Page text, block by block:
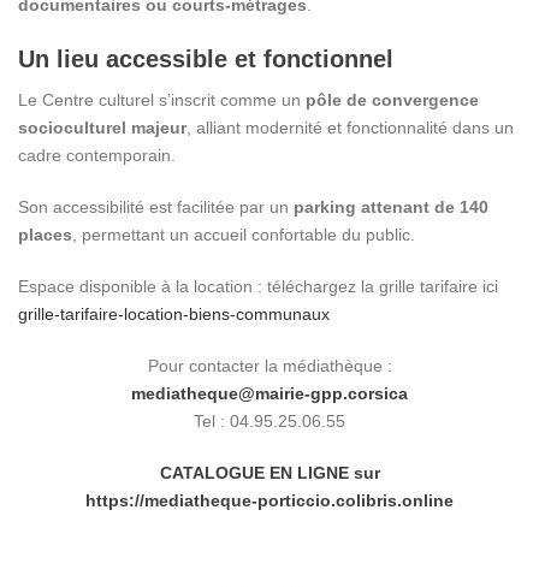
documentaires ou courts-métrages
Un lieu accessible et fonctionnel
Le Centre culturel s’inscrit comme un pôle de convergence
socioculturel majeur, alliant modernité et fonctionnalité dans un
cadre contemporain.
Son accessibilité est facilitée par un parking attenant de 140
places , permettant un accueil confortable du public.
Espace disponible à la location : téléchargez la grille tarifaire ici
grille-tarifaire-location-biens-communaux
Pour contacter la médiathèque :
mediatheque@mairie-gpp.corsica
Tel : 04.95.25.06.55
CATALOGUE EN LIGNE sur
https://mediatheque-porticcio.colibris.online